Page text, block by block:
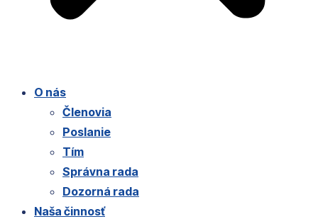
O nás
Členovia
Poslanie
Tím
Správna rada
Dozorná rada
Naša činnosť